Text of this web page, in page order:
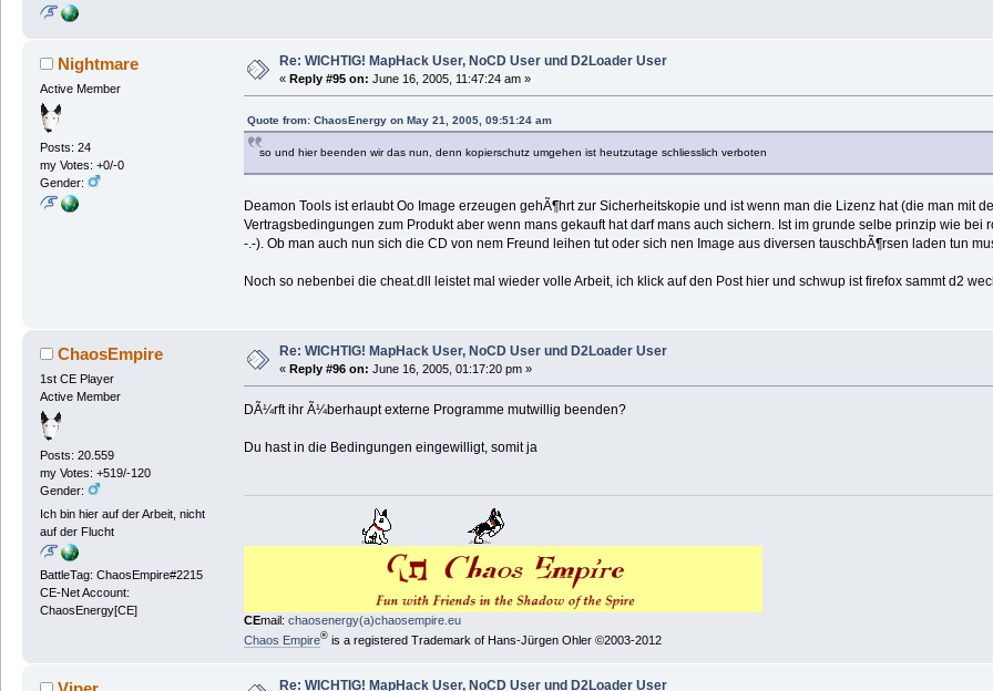
Nightmare
Active Member
Posts: 24
my Votes: +0/-0
Gender:
Re: WICHTIG! MapHack User, NoCD User und D2Loader User
« Reply #95 on: June 16, 2005, 11:47:24 am »
Quote from: ChaosEnergy on May 21, 2005, 09:51:24 am
so und hier beenden wir das nun, denn kopierschutz umgehen ist heutzutage schliesslich verboten
Deamon Tools ist erlaubt Oo Image erzeugen gehÃ¶hrt zur Sicherheitskopie und ist wenn man die Lizenz hat (die man mit
Vertragsbedingungen zum Produkt aber wenn mans gekauft hat darf mans auch sichern. Ist im grunde selbe prinzip wie
-.-). Ob man auch nun sich die CD von nem Freund leihen tut oder sich nen Image aus diversen tauschbÃ¶rsen laden tun
Noch so nebenbei die cheat.dll leistet mal wieder volle Arbeit, ich klick auf den Post hier und schwup ist firefox sammt d2
ChaosEmpire
1st CE Player
Active Member
Posts: 20.559
my Votes: +519/-120
Gender:
Ich bin hier auf der Arbeit, nicht
auf der Flucht
BattleTag: ChaosEmpire#2215
CE-Net Account:
ChaosEnergy[CE]
Re: WICHTIG! MapHack User, NoCD User und D2Loader User
« Reply #96 on: June 16, 2005, 01:17:20 pm »
DÃ¼rft ihr Ã¼berhaupt externe Programme mutwillig beenden?
Du hast in die Bedingungen eingewilligt, somit ja
CEmail: chaosenergy(a)chaosempire.eu
Chaos Empire®is a registered Trademark of Hans-Jürgen Ohler ©2003-2012
Re: WICHTIG! MapHack User, NoCD User und D2Loader User